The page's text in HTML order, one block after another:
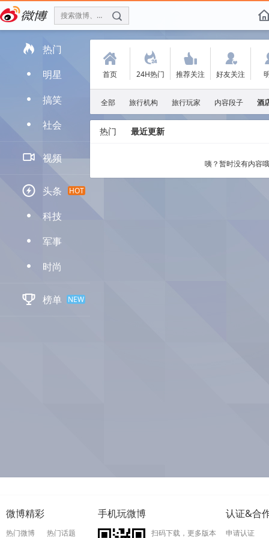
搜索微博、找人 f
 热门
D 明星
D 搞笑
D 社会
 视频
 头条 HOT
D 科技
D 军事
D 时尚
 榜单 NEW
(
首页
.
24H热门
'
推荐关注
:
好友关注
全部 旅行机构 旅行玩家 内容段子 酒
热门 最近更新
咦？暂时没有内容
微博精彩
热门微博 热门话题
手机玩微博
扫码下载，更多版本
认证&合
申请认证